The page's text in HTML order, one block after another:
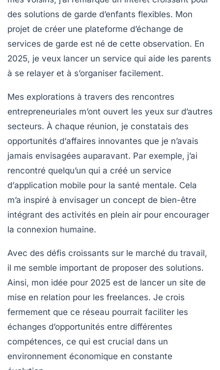
des solutions de garde d’enfants flexibles. Mon
projet de créer une plateforme d’échange de
services de garde est né de cette observation. En
2025, je veux lancer un service qui aide les parents
à se relayer et à s’organiser facilement.
Mes explorations à travers des rencontres
entrepreneuriales m’ont ouvert les yeux sur d’autres
secteurs. À chaque réunion, je constatais des
opportunités d’affaires innovantes que je n’avais
jamais envisagées auparavant. Par exemple, j’ai
rencontré quelqu’un qui a créé un service
d’application mobile pour la santé mentale. Cela
m’a inspiré à envisager un concept de bien-être
intégrant des activités en plein air pour encourager
la connexion humaine.
Avec des défis croissants sur le marché du travail,
il me semble important de proposer des solutions.
Ainsi, mon idée pour 2025 est de lancer un site de
mise en relation pour les freelances. Je crois
fermement que ce réseau pourrait faciliter les
échanges d’opportunités entre différentes
compétences, ce qui est crucial dans un
environnement économique en constante